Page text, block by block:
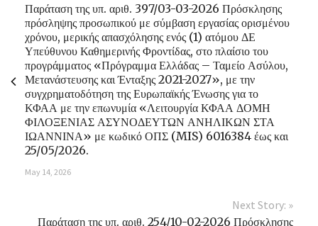
Παράταση της υπ. αριθ. 397/03-03-2026 Πρόσκλησης
πρόσληψης προσωπικού με σύμβαση εργασίας ορισμένου
χρόνου, μερικής απασχόλησης ενός (1) ατόμου ΔΕ
Υπεύθυνου Καθημερινής Φροντίδας, στο πλαίσιο του
προγράμματος «Πρόγραμμα Ελλάδας – Ταμείο Ασύλου,
Μετανάστευσης και Ένταξης 2021-2027», με την
συγχρηματοδότηση της Ευρωπαϊκής Ένωσης για το
ΚΦΑΑ με την επωνυμία «Λειτουργία ΚΦΑΑ ΔΟΜΗ
ΦΙΛΟΞΕΝΙΑΣ ΑΣΥΝΟΔΕΥΤΩΝ ΑΝΗΛΙΚΩΝ ΣΤΑ
ΙΩΑΝΝΙΝΑ» με κωδικό ΟΠΣ (MIS) 6016384 έως και
25/05/2026.
May 14, 2026
Next Story: »
Παράταση της υπ. αριθ. 254/10-02-2026 Πρόσκλησης